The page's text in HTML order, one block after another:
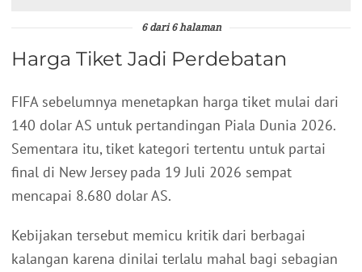
6 dari 6 halaman
Harga Tiket Jadi Perdebatan
FIFA sebelumnya menetapkan harga tiket mulai dari
140 dolar AS untuk pertandingan Piala Dunia 2026.
Sementara itu, tiket kategori tertentu untuk partai
final di New Jersey pada 19 Juli 2026 sempat
mencapai 8.680 dolar AS.
Kebijakan tersebut memicu kritik dari berbagai
kalangan karena dinilai terlalu mahal bagi sebagian